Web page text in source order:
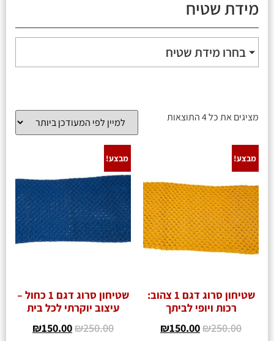
מידת שטיח
בחרו מידת שטיח
מציגים את כל ⁦4⁩ התוצאות
מבצע!
שטיחון סרוג דגם 1 צהוב:
רכות ויופי לביתך
₪250.00
₪150.00
מבצע!
שטיחון סרוג דגם 1 כחול –
עיצוב יוקרתי לכל בית
₪250.00
₪150.00